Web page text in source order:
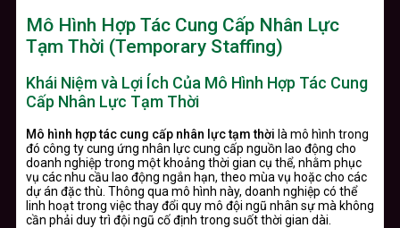
Mô Hình Hợp Tác Cung Cấp Nhân Lực
Tạm Thời (Temporary Staffing)
Khái Niệm và Lợi Ích Của Mô Hình Hợp Tác Cung
Cấp Nhân Lực Tạm Thời
Mô hình hợp tác cung cấp nhân lực tạm thời là mô hình trong
đó công ty cung ứng nhân lực cung cấp nguồn lao động cho
doanh nghiệp trong một khoảng thời gian cụ thể, nhằm phục
vụ các nhu cầu lao động ngắn hạn, theo mùa vụ hoặc cho các
dự án đặc thù. Thông qua mô hình này, doanh nghiệp có thể
linh hoạt trong việc thay đổi quy mô đội ngũ nhân sự mà không
cần phải duy trì đội ngũ cố định trong suốt thời gian dài.